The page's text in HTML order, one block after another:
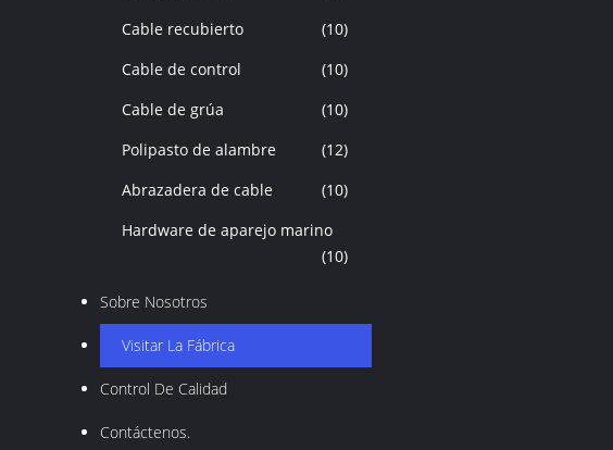
Cable recubierto
(10)
Cable de control
(10)
Cable de grúa
(10)
Polipasto de alambre
(12)
Abrazadera de cable
(10)
Hardware de aparejo marino
(10)
Sobre Nosotros
Visitar La Fábrica
Control De Calidad
Contáctenos.